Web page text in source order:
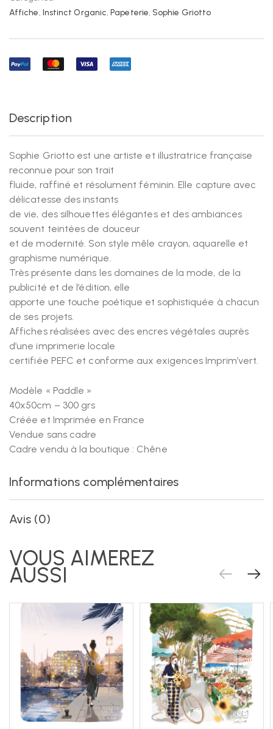
Affiche, Instinct Organic,Papeterie, Sophie Griotto
Description
Sophie Griotto est une artiste et illustratrice française
reconnue pour son trait
fluide, raffiné et résolument féminin. Elle capture avec
délicatesse des instants
de vie, des silhouettes élégantes et des ambiances
souvent teintées de douceur
et de modernité. Son style mêle crayon, aquarelle et
graphisme numérique.
Très présente dans les domaines de la mode, de la
publicité et de l’édition, elle
apporte une touche poétique et sophistiquée à chacun
de ses projets.
Affiches réalisées avec des encres végétales auprès
d’une imprimerie locale
certifiée PEFC et conforme aux exigences Imprim’vert.
Modèle « Paddle »
40x50cm – 300 grs
Créée et Imprimée en France
Vendue sans cadre
Cadre vendu à la boutique : Chêne
Informations complémentaires
Avis (0)